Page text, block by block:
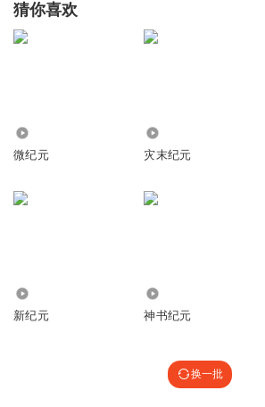
猜你喜欢
微纪元 灾末纪元
新纪元 神书纪元
换一批